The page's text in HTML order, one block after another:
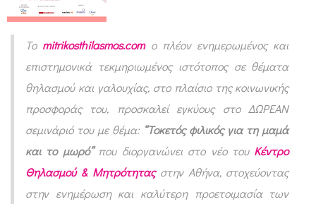
/
Το mitrikosthilasmos.comο πλέον ενημερωμένος και
επιστημονικά τεκμηριωμένος ιστότοπος σε θέματα
θηλασμού και γαλουχίας, στο πλαίσιο της κοινωνικής
προσφοράς του, προσκαλεί εγκύους στο ΔΩΡΕΑΝ
σεμινάριό του με θέμα: “Τοκετός φιλικός για τη μαμά
και το μωρό”που διοργανώνει στο νέο του Κέντρο
Θηλασμού & Μητρότηταςστην Αθήνα, στοχεύοντας
στην ενημέρωση και καλύτερη προετοιμασία των